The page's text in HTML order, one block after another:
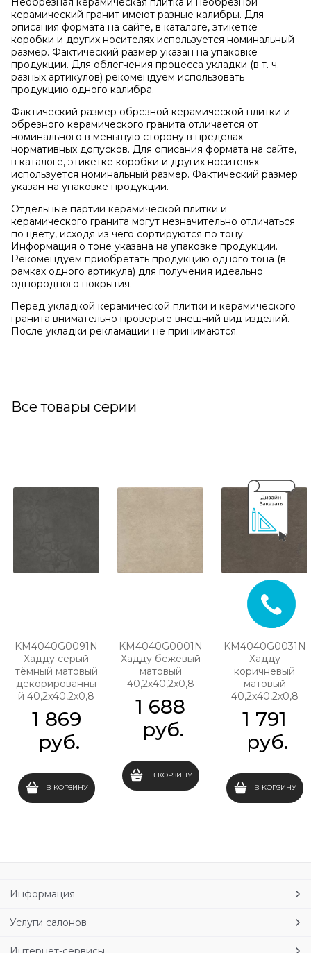
керамический гранит имеют разные калибры. Для
описания формата на сайте, в каталоге, этикетке
коробки и других носителях используется номинальный
размер. Фактический размер указан на упаковке
продукции. Для облегчения процесса укладки (в т. ч.
разных артикулов) рекомендуем использовать
продукцию одного калибра.
Фактический размер обрезной керамической плитки и
обрезного керамического гранита отличается от
номинального в меньшую сторону в пределах
нормативных допусков. Для описания формата на сайте,
в каталоге, этикетке коробки и других носителях
используется номинальный размер. Фактический размер
указан на упаковке продукции.
Отдельные партии керамической плитки и
керамического гранита могут незначительно отличаться
по цвету, исходя из чего сортируются по тону.
Информация о тоне указана на упаковке продукции.
Рекомендуем приобретать продукцию одного тона (в
рамках одного артикула) для получения идеально
однородного покрытия.
Перед укладкой керамической плитки и керамического
гранита внимательно проверьте внешний вид изделий.
После укладки рекламации не принимаются.
Все товары серии
KM4040G0091N
Хадду серый
тёмный матовый
декорированны
й 40,2x40,2x0,8
1 869
руб.
В КОРЗИНУ
KM4040G0001N
Хадду бежевый
матовый
40,2x40,2x0,8
1 688
руб.
В КОРЗИНУ
KM4040G0031N
Хадду
коричневый
матовый
40,2x40,2x0,8
1 791
руб.
В КОРЗИНУ
Информация
Услуги салонов